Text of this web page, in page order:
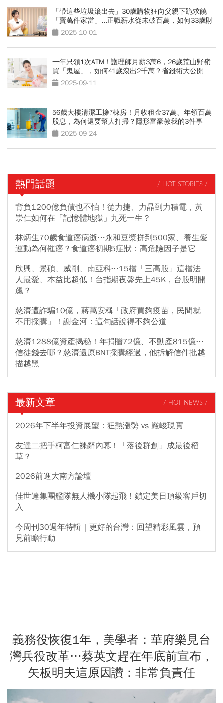
「帶這些垃圾滾出去」30歲購物狂向父親下跪求饒
「賣萬件家當」...正職薪水從未破百萬，如何33歲財
務自由？
2025-10-01
一年只領1次ATM！護理師月薪3萬6，26歲荒山野嶺
買「鬼屋」，如何41歲滾出2千萬？省錢術大公開
2025-09-11
56歲大樓清潔工擁7棟房！月收租金37萬、年領百萬
股息，為何還要幫人打掃？隱形富豪教我的3件事
2025-09-24
熱門話題 / HOT STORIES /
背負1200億負債也不怕！從力捷、力晶到力積電，黃
崇仁如何在「記憶體地獄」九死一生？
林炳生70歲食道癌病逝…永和豆漿拼到500家、養生愛
運動為何罹癌？食道癌初期5症狀：高危險因子是它
欣興、景碩、威剛、南亞科…15檔「三高股」這檔法
人最愛、本益比超低！台指期夜盤先上45K，台股明開
飆？
慈濟遭詐騙10億，蔣萬安稱「政府買夠疫苗，民間就
不用採購」！謝金河：這句話說得不夠公道
慈濟1288億資產揭秘！年捐贈72億、不動產815億…
信徒錢去哪？慈濟還原BNT採購經過，他拆解信件批越
描越黑
最新文章 / HOT NEWS /
2026年下半年投資展望：狂熱漲勢 vs 嚴峻現實
友達二把手柯富仁裸辭內幕！「落後群創」成最後稻
草？
2026前進大南方論壇
佳世達集團艦隊無人機小隊起飛！鎖定美日頂級客戶切
入
今周刊30週年特輯｜更好的台灣：回望精彩風雲，預
見前瞻行動
義務役恢復1年，美學者：華府樂見台
灣兵役改革…蔡英文趕在年底前宣布，
矢板明夫這原因讚：非常負責任